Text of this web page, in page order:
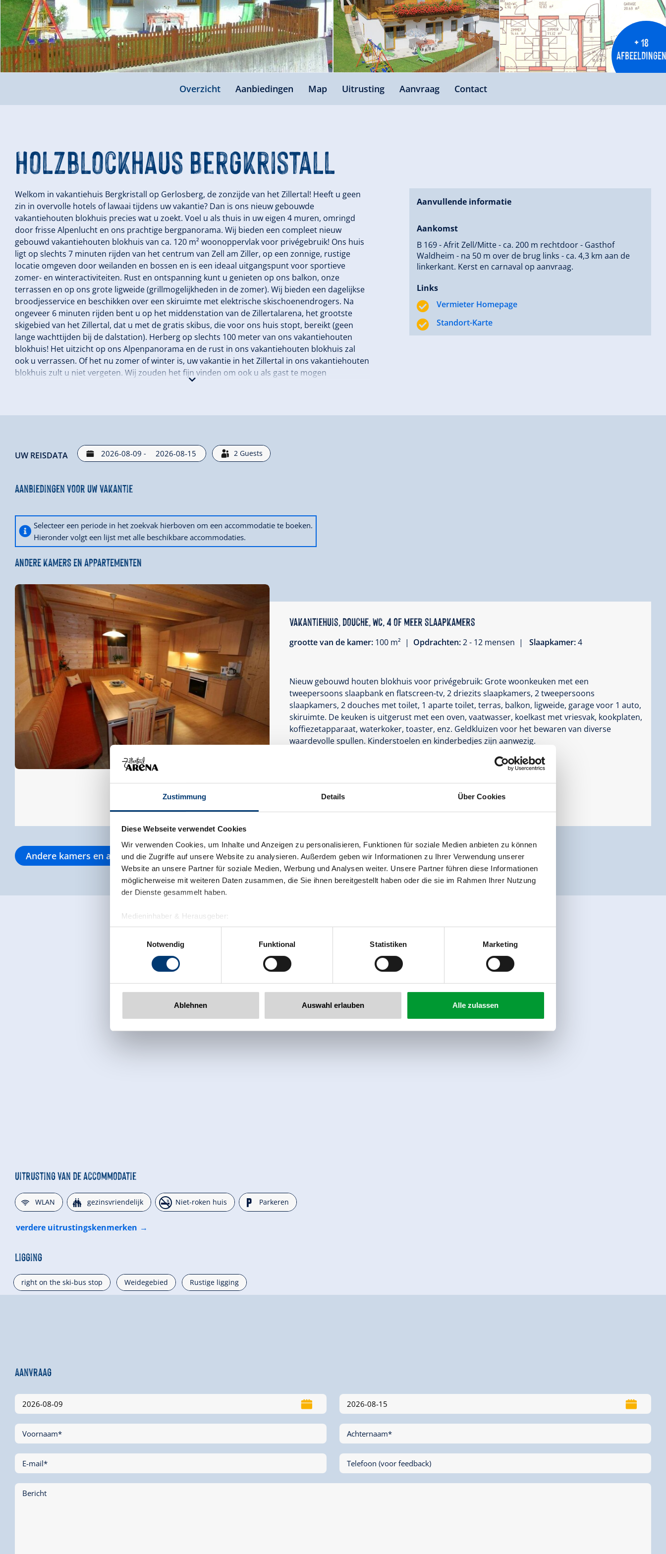
Zustimmung Details Über Cookies
Diese Webseite verwendet Cookies
Wir verwenden Cookies, um Inhalte und Anzeigen zu personalisieren, Funktionen für soziale Medien anbieten zu können
und die Zugriffe auf unsere Website zu analysieren. Außerdem geben wir Informationen zu Ihrer Verwendung unserer
Website an unsere Partner für soziale Medien, Werbung und Analysen weiter. Unsere Partner führen diese Informationen
möglicherweise mit weiteren Daten zusammen, die Sie ihnen bereitgestellt haben oder die sie im Rahmen Ihrer Nutzung
der Dienste gesammelt haben.
Medieninhaber & Herausgeber:
Zeller Bergbahnen Zillertal GmbH & Co KG
Rohr 23// A-6280 Zell am Ziller
www.zillertalarena.com
Notwendig
Funktional Statistiken Marketing
Ablehnen Auswahl erlauben Alle zulassen
+ 18
AFBEELDINGEN
Overzicht Aanbiedingen Map Uitrusting Aanvraag Contact
Holzblockhaus Bergkristall
Welkom in vakantiehuis Bergkristall op Gerlosberg, de zonzijde van het Zillertal! Heeft u geen
zin in overvolle hotels of lawaai tijdens uw vakantie? Dan is ons nieuw gebouwde
vakantiehouten blokhuis precies wat u zoekt. Voel u als thuis in uw eigen 4 muren, omringd
door frisse Alpenlucht en ons prachtige bergpanorama. Wij bieden een compleet nieuw
gebouwd vakantiehouten blokhuis van ca. 120 m² woonoppervlak voor privégebruik! Ons huis
ligt op slechts 7 minuten rijden van het centrum van Zell am Ziller, op een zonnige, rustige
locatie omgeven door weilanden en bossen en is een ideaal uitgangspunt voor sportieve
zomer- en winteractiviteiten. Rust en ontspanning kunt u genieten op ons balkon, onze
terrassen en op ons grote ligweide (grillmogelijkheden in de zomer). Wij bieden een dagelijkse
broodjesservice en beschikken over een skiruimte met elektrische skischoenendrogers. Na
ongeveer 6 minuten rijden bent u op het middenstation van de Zillertalarena, het grootste
skigebied van het Zillertal, dat u met de gratis skibus, die voor ons huis stopt, bereikt (geen
lange wachttijden bij de dalstation). Herberg op slechts 100 meter van ons vakantiehouten
blokhuis! Het uitzicht op ons Alpenpanorama en de rust in ons vakantiehouten blokhuis zal
ook u verrassen. Of het nu zomer of winter is, uw vakantie in het Zillertal in ons vakantiehouten
blokhuis zult u niet vergeten. Wij zouden het fijn vinden om ook u als gast te mogen
Aanvullende informatie
Aankomst
B 169 - Afrit Zell/Mitte - ca. 200 m rechtdoor - Gasthof
Waldheim - na 50 m over de brug links - ca. 4,3 km aan de
linkerkant. Kerst en carnaval op aanvraag.
Links
Vermieter Homepage
Standort-Karte
UW REISDATA - 2 Guests
Aanbiedingen voor uw vakantie
Selecteer een periode in het zoekvak hierboven om een accommodatie te boeken.
Hieronder volgt een lijst met alle beschikbare accommodaties.
ANDERE KAMERS EN APPARTEMENTEN
Vakantiehuis, douche, WC, 4 of meer slaapkamers
grootte van de kamer: 100 m² | Opdrachten:2 - 12 mensen | Slaapkamer:4
Nieuw gebouwd houten blokhuis voor privégebruik: Grote woonkeuken met een
tweepersoons slaapbank en flatscreen-tv, 2 driezits slaapkamers, 2 tweepersoons
slaapkamers, 2 douches met toilet, 1 aparte toilet, terras, balkon, ligweide, garage voor 1 auto,
skiruimte. De keuken is uitgerust met een oven, vaatwasser, koelkast met vriesvak, kookplaten,
koffiezetapparaat, waterkoker, toaster, enz. Geldkluizen voor het bewaren van diverse
waardevolle spullen. Kinderstoelen en kinderbedjes zijn aanwezig.
Andere kamers en appartementen
Uitrusting van de accommodatie
🜉WLAN 🍺gezinsvriendelijk 🏝Niet-roken huis 🐈Parkeren
verdere uitrustingskenmerken
Ligging
right on the ski-bus stop Weidegebied Rustige ligging
Aanvraag
Voornaam* Achternaam*
E-mail* Telefoon (voor feedback)
Bericht